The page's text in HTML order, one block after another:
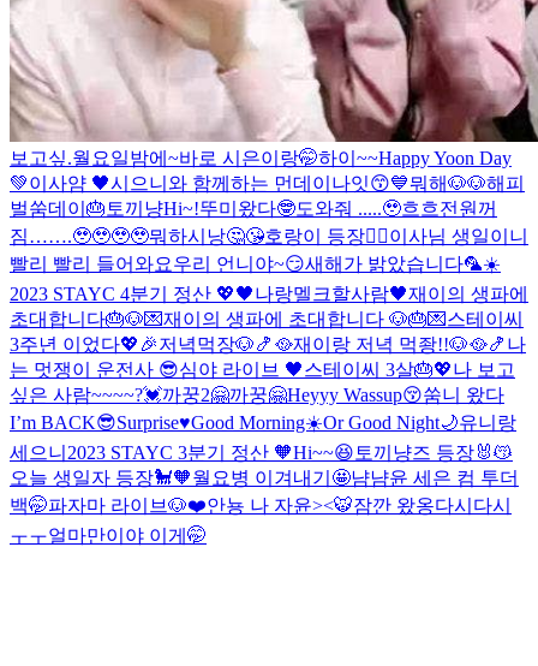
보고싶.월요일밤에~바로 시은이랑🤭하이~~Happy Yoon Day
💚이사얌 🖤시으니와 함께하는 먼데이나잇😙💙뭐해🐶🐶해피
벌쑴데이🎂 토끼냥Hi~!뚜미왔다🤓도와줘 .....🥹흐흐전원꺼
짐…….🥹🥹🥹🥹뭐하시낭🤔😘호랑이 등장❤️‍🔥이사님 생일이니
빨리 빨리 들어와요우리 언니야~😏새해가 밝았습니다🦜☀️
2023 STAYC 4분기 정산 💖🖤나랑멜크할사람🖤재이의 생파에
초대합니다🎂🐶💌재이의 생파에 초대합니다 🐶🎂💌스테이씨
3주년 이었다💖🎉저녁먹장🐶🍤🥘재이랑 저녁 먹좡!!🐶🥘🍤 나
는 멋쟁이 운전사 😎심야 라이브 🖤스테이씨 3살🎂💖나 보고
싶은 사람~~~~?💓까꿍2🤗까꿍🤗Heyyy Wassup😚쑴니 왔다
I’m BACK😎Surprise♥️Good Morning☀️Or Good Night🌙유니랑
세으니 2023 STAYC 3분기 정산 🧡Hi~~😆 토끼냥즈 등장🐰😽
오늘 생일자 등장🐩🧡월요병 이겨내기🤩냠냠윤 세은 컴 투더
백🤭파자마 라이브🐶❤️안뇽 나 자윤><🐯잠깐 왔옹다시다시
ㅜㅜ얼마만이야 이게🤭